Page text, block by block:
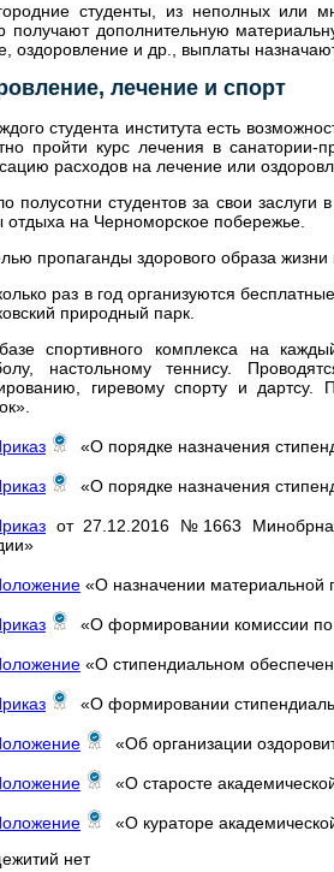
студенты, из неполных или
получают дополнительную
оздоровление и др., выплаты
лечение и спорт
студента института есть
пройти курс лечения в санатории-
расходов на лечение или
полусотни студентов за свои
отдыха на Черноморское побережье.
пропаганды здорового образа жизни
раз в год организуются
природный парк.
спортивного комплекса на
настольному теннису.
гиревому спорту и дартсу.
«О порядке назначения
«О порядке назначения
от 27.12.2016 №1663
«О назначении материальной
«О формировании комиссии
«О стипендиальном
«О формировании
«Об организации
«О старосте
«О кураторе
нет